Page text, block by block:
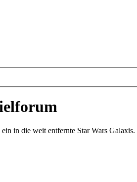
in die weit entfernte Star Wars